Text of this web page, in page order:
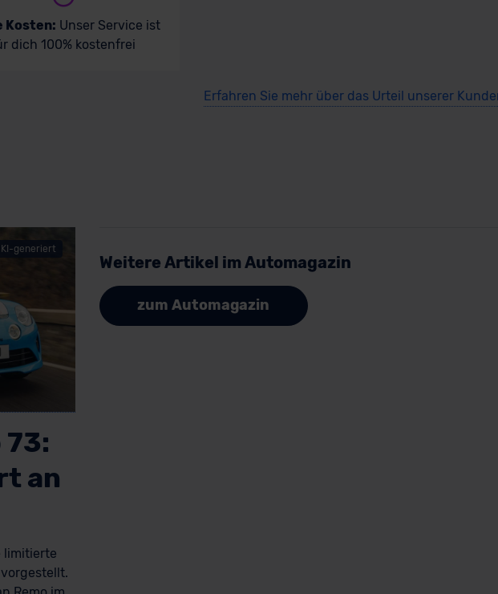
Kosten: Unser Service ist
dich 100% kostenfrei
Erfahren Sie mehr über das Urteil unserer
KI-generiert
73:
an
limitierte
vorgestellt.
Weitere Artikel im Automagazin
zum Automagazin